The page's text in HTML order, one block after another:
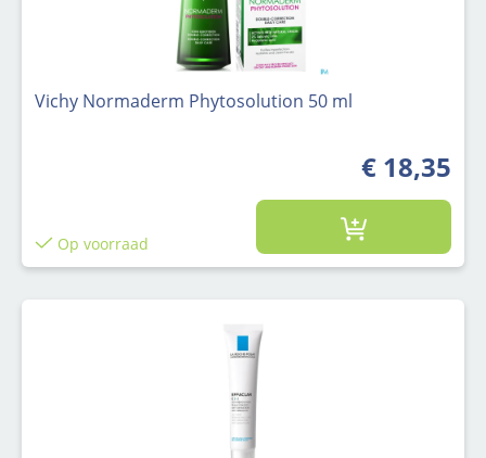
Vichy Normaderm Phytosolution 50 ml
€ 18,35
Op voorraad